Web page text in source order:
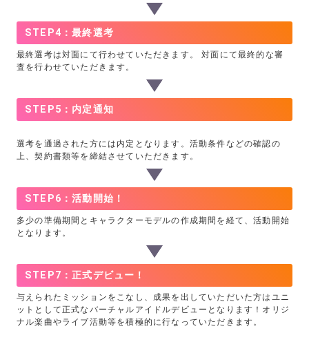
STEP4：最終選考
最終選考は対面にて行わせていただきます。 対面にて最終的な審
査を行わせていただきます。
STEP5：内定通知
選考を通過された方には内定となります。活動条件などの確認の
上、契約書類等を締結させていただきます。
STEP6：活動開始！
多少の準備期間とキャラクターモデルの作成期間を経て、活動開始
となります。
STEP7：正式デビュー！
与えられたミッションをこなし、成果を出していただいた方はユニ
ットとして正式なバーチャルアイドルデビューとなります！オリジ
ナル楽曲やライブ活動等を積極的に行なっていただきます。